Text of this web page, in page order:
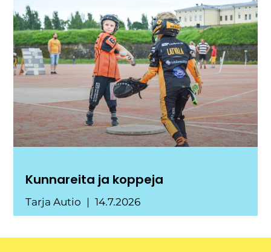
Kunnareita ja koppeja
Tarja Autio 14.7.2026